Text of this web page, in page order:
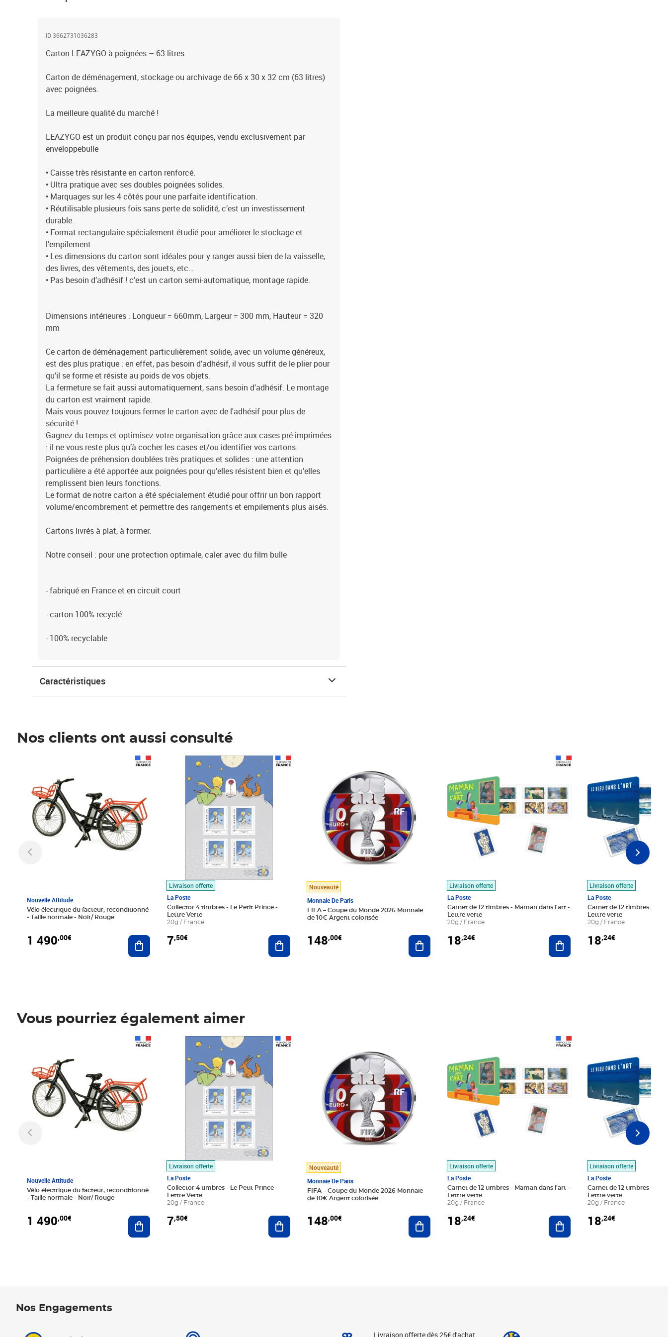
ID 3662731036283
Carton LEAZYGO à poignées – 63 litres
Carton de déménagement, stockage ou archivage de 66 x 30 x 32 cm (63 litres)
avec poignées.
La meilleure qualité du marché !
LEAZYGO est un produit conçu par nos équipes, vendu exclusivement par
enveloppebulle
• Caisse très résistante en carton renforcé.
• Ultra pratique avec ses doubles poignées solides.
• Marquages sur les 4 côtés pour une parfaite identification.
• Réutilisable plusieurs fois sans perte de solidité, c’est un investissement
durable.
• Format rectangulaire spécialement étudié pour améliorer le stockage et
l’empilement
• Les dimensions du carton sont idéales pour y ranger aussi bien de la vaisselle,
des livres, des vêtements, des jouets, etc…
• Pas besoin d’adhésif ! c’est un carton semi-automatique, montage rapide.
Dimensions intérieures : Longueur = 660mm, Largeur = 300 mm, Hauteur = 320
mm
Ce carton de déménagement particulièrement solide, avec un volume généreux,
est des plus pratique : en effet, pas besoin d’adhésif, il vous suffit de le plier pour
qu’il se forme et résiste au poids de vos objets.
La fermeture se fait aussi automatiquement, sans besoin d’adhésif. Le montage
du carton est vraiment rapide.
Mais vous pouvez toujours fermer le carton avec de l'adhésif pour plus de
sécurité !
Gagnez du temps et optimisez votre organisation grâce aux cases pré-imprimées
: il ne vous reste plus qu’à cocher les cases et/ou identifier vos cartons.
Poignées de préhension doublées très pratiques et solides : une attention
particulière a été apportée aux poignées pour qu’elles résistent bien et qu’elles
remplissent bien leurs fonctions.
Le format de notre carton a été spécialement étudié pour offrir un bon rapport
volume/encombrement et permettre des rangements et empilements plus aisés.
Cartons livrés à plat, à former.
Notre conseil : pour une protection optimale, caler avec du film bulle
- fabriqué en France et en circuit court
- carton 100% recyclé
- 100% recyclable
Caractéristiques
Nos clients ont aussi consulté
Nouvelle Attitude
Vélo électrique du facteur, reconditionné
- Taille normale - Noir/ Rouge
1 490,00€ Ajouter au panier
Livraison offerte
La Poste
Collector 4 timbres - Le Petit Prince -
Lettre Verte
20g / France
7,50€
Prix 7,50€
Ajouter au panier
Nouveauté
Monnaie De Paris
FIFA – Coupe du Monde 2026 Monnaie
de 10€ Argent colorisée
148,00€ Ajouter au panier
Livraison offerte
La Poste
Carnet de 12 timbres - Maman dans l'art -
Lettre verte
20g / France
18,24€ Ajouter au panier
Livraison offerte
La Poste
Carnet de 12 timbres - Le
Lettre verte
20g / France
18,24€
Vous pourriez également aimer
Nouvelle Attitude
Vélo électrique du facteur, reconditionné
- Taille normale - Noir/ Rouge
1 490,00€ Ajouter au panier
Livraison offerte
La Poste
Collector 4 timbres - Le Petit Prince -
Lettre Verte
20g / France
7,50€
Prix 7,50€
Ajouter au panier
Nouveauté
Monnaie De Paris
FIFA – Coupe du Monde 2026 Monnaie
de 10€ Argent colorisée
148,00€ Ajouter au panier
Livraison offerte
La Poste
Carnet de 12 timbres - Maman dans l'art -
Lettre verte
20g / France
18,24€ Ajouter au panier
Livraison offerte
La Poste
Carnet de 12 timbres - Le
Lettre verte
20g / France
18,24€
Nos Engagements
Livraison offerte dès 25€ d'achat